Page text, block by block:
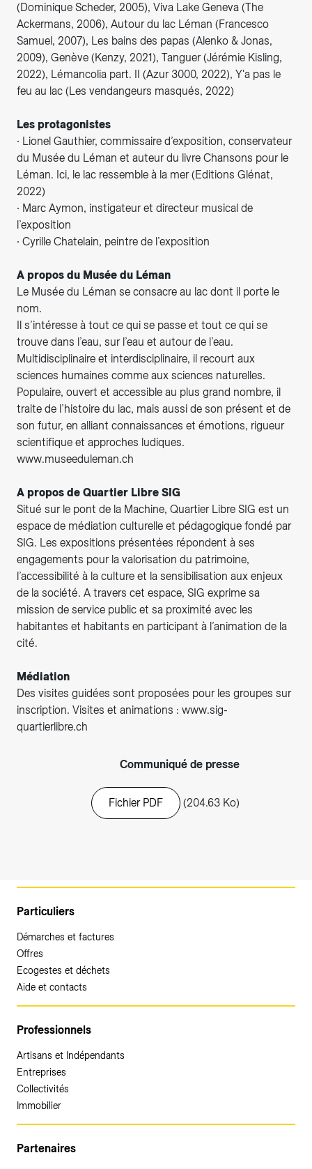
(Dominique Scheder, 2005), Viva Lake Geneva (The
Ackermans, 2006), Autour du lac Léman (Francesco
Samuel, 2007), Les bains des papas (Alenko & Jonas,
2009), Genève (Kenzy, 2021), Tanguer (Jérémie Kisling,
2022), Lémancolia part. II (Azur 3000, 2022), Y'a pas le
feu au lac (Les vendangeurs masqués, 2022)
Les protagonistes
∙ Lionel Gauthier, commissaire d’exposition, conservateur
du Musée du Léman et auteur du livre Chansons pour le
Léman. Ici, le lac ressemble à la mer (Editions Glénat,
2022)
∙ Marc Aymon, instigateur et directeur musical de
l’exposition
∙ Cyrille Chatelain, peintre de l’exposition
A propos du Musée du Léman
Le Musée du Léman se consacre au lac dont il porte le
nom.
Il s’intéresse à tout ce qui se passe et tout ce qui se
trouve dans l’eau, sur l’eau et autour de l’eau.
Multidisciplinaire et interdisciplinaire, il recourt aux
sciences humaines comme aux sciences naturelles.
Populaire, ouvert et accessible au plus grand nombre, il
traite de l’histoire du lac, mais aussi de son présent et de
son futur, en alliant connaissances et émotions, rigueur
scientifique et approches ludiques.
www.museeduleman.ch
A propos de Quartier Libre SIG
Situé sur le pont de la Machine, Quartier Libre SIG est un
espace de médiation culturelle et pédagogique fondé par
SIG. Les expositions présentées répondent à ses
engagements pour la valorisation du patrimoine,
l’accessibilité à la culture et la sensibilisation aux enjeux
de la société. A travers cet espace, SIG exprime sa
mission de service public et sa proximité avec les
habitantes et habitants en participant à l’animation de la
cité.
Médiation
Des visites guidées sont proposées pour les groupes sur
inscription. Visites et animations : www.sig-
quartierlibre.ch
Communiqué de presse
Fichier PDF (204.63 Ko)
Particuliers
Démarches et factures
Offres
Ecogestes et déchets
Aide et contacts
Professionnels
Artisans et Indépendants
Entreprises
Collectivités
Immobilier
Partenaires